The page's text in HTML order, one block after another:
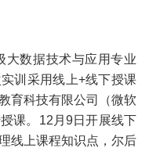
大数据技术与应用专业
训采用线上+线下授课
育科技有限公司（微软
课。12月9日开展线下
线上课程知识点，尔后